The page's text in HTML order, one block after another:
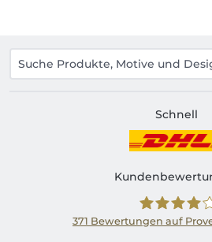
Schnell
371 Bewertungen auf